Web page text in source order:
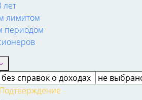
лет
лимитом
периодом
Подтверждение